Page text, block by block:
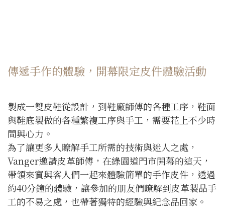
傳遞手作的體驗，開幕限定皮件體驗活動
製成一雙皮鞋從設計，到鞋廠師傅的各種工序，鞋面
與鞋底製做的各種繁複工序與手工，需要花上不少時
間與心力。
為了讓更多人瞭解手工所需的技術與迷人之處，
Vanger邀請皮革師傅，在綠園道門市開幕的這天，
帶領來賓與客人們一起來體驗簡單的手作皮件，透過
約40分鐘的體驗，讓參加的朋友們瞭解到皮革製品手
工的不易之處，也帶著獨特的經驗與紀念品回家。